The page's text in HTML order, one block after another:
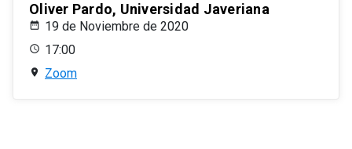
Oliver Pardo, Universidad Javeriana
19 de Noviembre de 2020
17:00
Zoom